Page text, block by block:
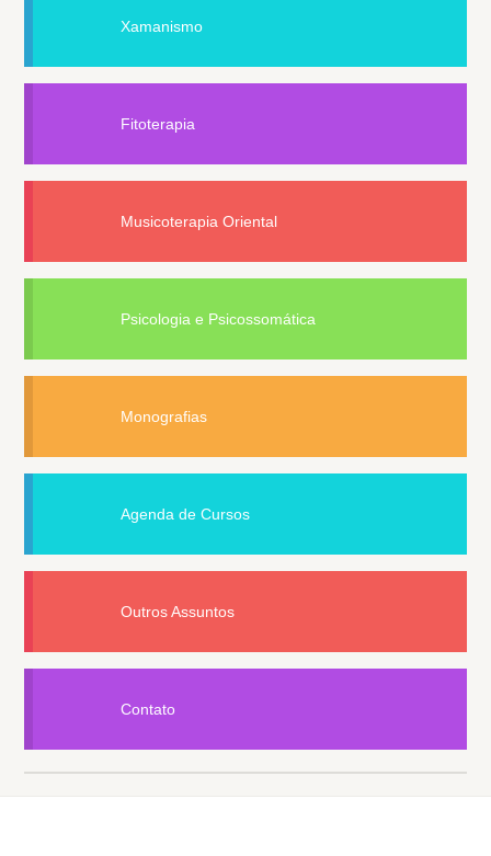
Xamanismo
Fitoterapia
Musicoterapia Oriental
Psicologia e Psicossomática
Monografias
Agenda de Cursos
Outros Assuntos
Contato